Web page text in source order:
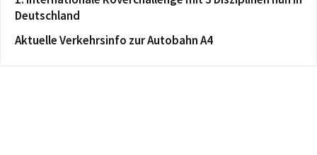
Deutschland
Aktuelle Verkehrsinfo zur Autobahn A4